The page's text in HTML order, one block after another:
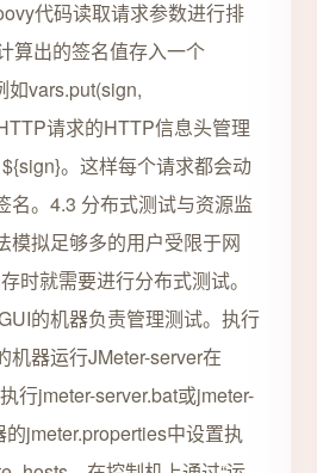
代码读取请求参数进行排
算出的签名值存入一个
如vars.put(sign,
请求的HTTP信息头管理
。这样每个请求都会动
名。4.3 分布式测试与资源监
模拟足够多的用户受限于网
时就需要进行分布式测试。
的机器负责管理测试。执行
机器运行JMeter-server在
行jmeter-server.bat或jmeter-
jmeter.properties中设置执